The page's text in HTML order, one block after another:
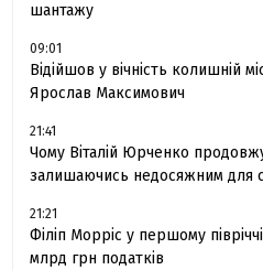
шантажу
09:01
Відійшов у вічність колишній
Ярослав Максимович
21:41
Чому Віталій Юрченко
залишаючись недосяжним для
21:21
Філіп Морріс у першому
млрд грн податків